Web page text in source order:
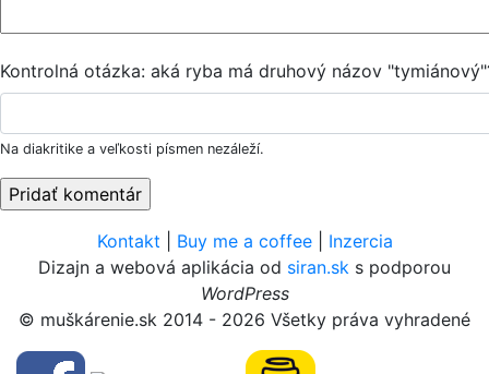
Kontrolná otázka: aká ryba má druhový názov
Na diakritike a veľkosti písmen nezáleží.
Kontakt Buy me a coffee| Inzercia
Dizajn a webová aplikácia od siran.sk s podporou
WordPress
© muškárenie.sk 2014 - 2026 Všetky práva vyhradené